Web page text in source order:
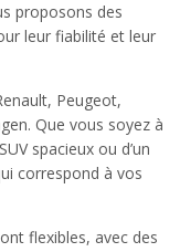
proposons des
leur fiabilité et leur
Peugeot,
Que vous soyez à
spacieux ou d’un
correspond à vos
flexibles, avec des